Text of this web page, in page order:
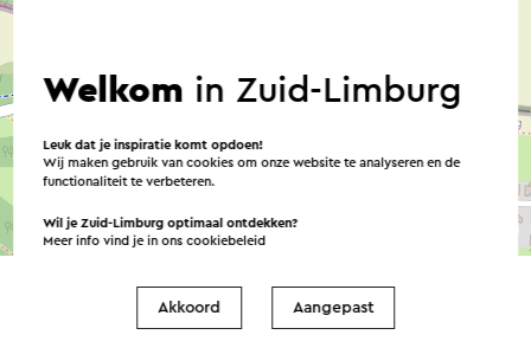
©
→ Plan je route
Welkom in Zuid-Limburg
Leuk dat je inspiratie komt opdoen!
Wij maken gebruik van cookies om onze website te analyseren en de
functionaliteit te verbeteren.
Wil je Zuid-Limburg optimaal ontdekken?
Meer info vind je in onscookiebeleid
Akkoord Aangepast